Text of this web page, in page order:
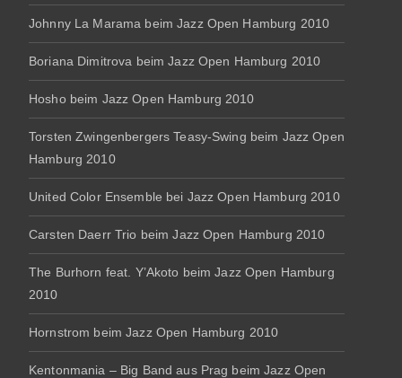
Johnny La Marama beim Jazz Open Hamburg 2010
Boriana Dimitrova beim Jazz Open Hamburg 2010
Hosho beim Jazz Open Hamburg 2010
Torsten Zwingenbergers Teasy-Swing beim Jazz Open
Hamburg 2010
United Color Ensemble bei Jazz Open Hamburg 2010
Carsten Daerr Trio beim Jazz Open Hamburg 2010
The Burhorn feat. Y’Akoto beim Jazz Open Hamburg
2010
Hornstrom beim Jazz Open Hamburg 2010
Kentonmania – Big Band aus Prag beim Jazz Open